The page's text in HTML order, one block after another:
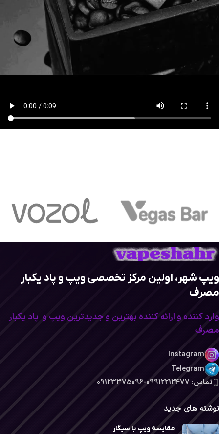
ویپ شهر، اولین مرکز تخصصی ویپ و پاد یکبار
مصرف
وارد کننده و ارائه کننده بهترین و جدیدترین ویپ و پاد یکبار
مصرف
Instagram
Telegram
تماس: 09912212477-09123375096
نوشته های جدید
مقایسه ویپ با سیگار